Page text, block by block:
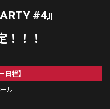
#4』
！！！
日程】
ル